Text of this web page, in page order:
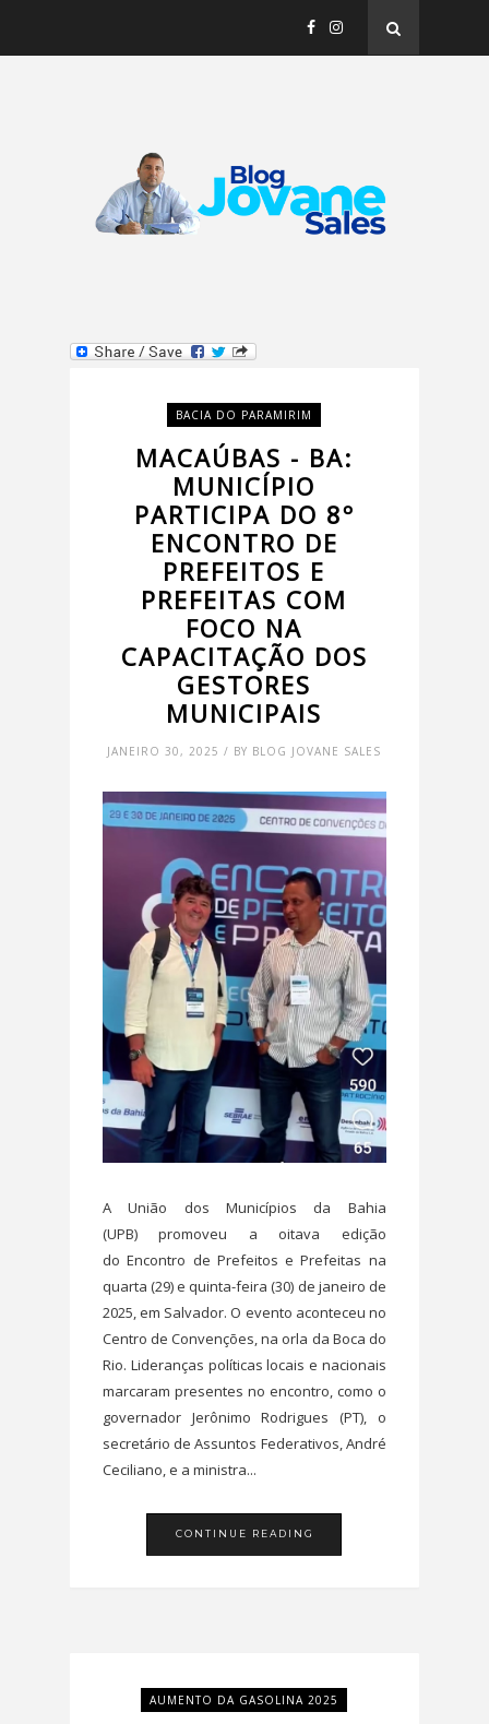
BACIA DO PARAMIRIM
MACAÚBAS - BA:
MUNICÍPIO
PARTICIPA DO 8º
ENCONTRO DE
PREFEITOS E
PREFEITAS COM
FOCO NA
CAPACITAÇÃO DOS
GESTORES
MUNICIPAIS
JANEIRO 30, 2025 / BY BLOG JOVANE SALES
A União dos Municípios da Bahia
(UPB) promoveu a oitava edição
do Encontro de Prefeitos e Prefeitas na
quarta (29) e quinta-feira (30) de janeiro de
2025, em Salvador. O evento aconteceu no
Centro de Convenções, na orla da Boca do
Rio. Lideranças políticas locais e nacionais
marcaram presentes no encontro, como o
governador Jerônimo Rodrigues (PT), o
secretário de Assuntos Federativos, André
Ceciliano, e a ministra...
CONTINUE READING
AUMENTO DA GASOLINA 2025